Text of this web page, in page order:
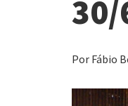
30/
Por Fábio